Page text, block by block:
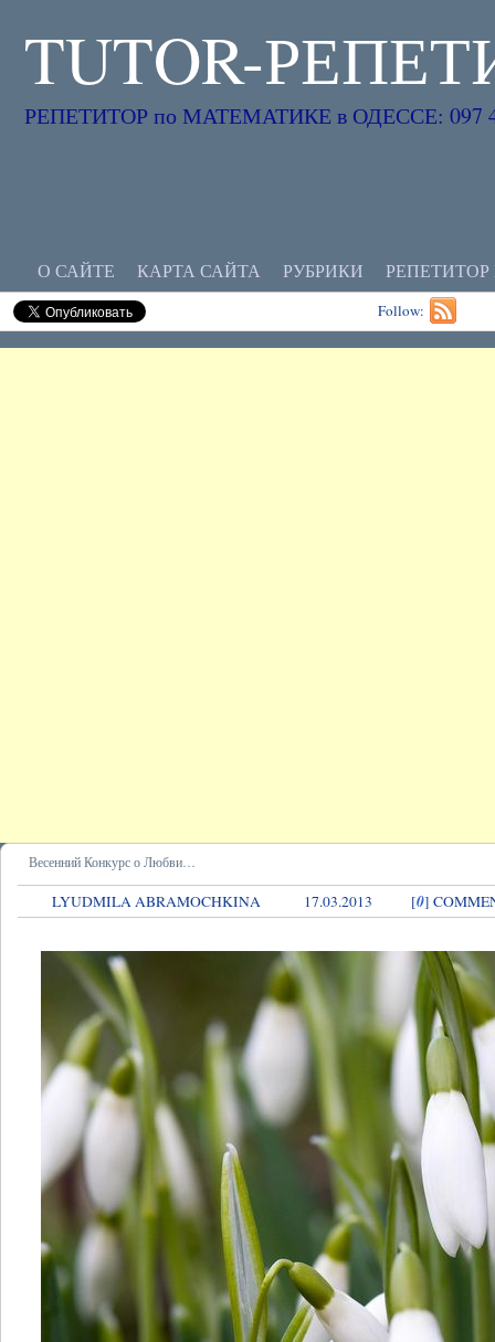
TUTOR-
РЕПЕТИТОР по МАТЕМАТИКЕ в ОДЕССЕ: 097
О САЙТЕ КАРТА САЙТА РУБРИКИ
Follow:
Весенний Конкурс о Любви…
LYUDMILA ABRAMOCHKINA 17.03.2013 [0]